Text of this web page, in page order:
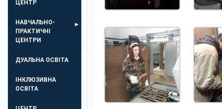
ЦЕНТР
НАВЧАЛЬНО-
ПРАКТИЧНІ
ЦЕНТРИ
ДУАЛЬНА ОСВІТА
ІНКЛЮЗИВНА
ОСВІТА